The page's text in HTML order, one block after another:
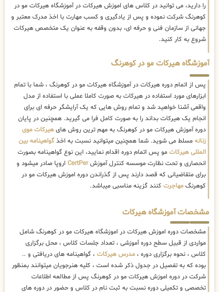
را دارید، می توانید در کلاس های اموزش هیرکات در آموزشگاه هیرکات مو در
کوهرنگ شرکت نموده و پس از یادگیری و کسب مهارت با اخذ مدرک معتبر و
جهانی از سازمان فنی و حرفه ای، بدون وقفه به عنوان یک متخصص هیرکات
شروع به کار کنید.
آموزشگاه هیرکات مو در کوهرنگ
پس از اتمام دوره هیرکات در آموزشگاه هیرکات مو در کوهرنگ ، شما با تمام
ابزارهای مورد استفاده در هیرکات به صورت کاملا عملی با استفاده از مدل
واقعی آشنا خواهید شد و تمام روش هایی که یک آرایشگر حرفه ای برای
انجام یک هیرکات بداند را به صورت کامل فرا می گیرید. همچنین در پایان
دوره آموزش هیرکات مو در کوهرنگ به مهم ترین روش های هیرکات موی
زنانه مسلط می شوید. شما همچنین میتوانید نسبت به اخذ گواهینامه بین
المللی هیرکات مو پس اتمام دوره اقدام نمایید، این نوع گواهینامه بصورت
انحصاری و تحت نظارت موسسه کنترل آموزشCertPer اروپا صادر میشود و
برای متقاضیانی که قصد دارند پس از گذراندن دوره اموزش هیرکات مو در
کوهرنگ مهاجرت کنند گزینه مناسبی میباشد.
مشخصات آموزشگاه هیرکات
مشخصات دوره اموزش هیرکات در اموزشگاه هیرکات مو در کوهرنگ شامل
مواردی از قبیل سطح دوره آموزشی ، تعداد جلسات کلاس ، محل برگزاری
کلاس ، نحوه برگزاری دوره ، مدرس هیرکات ، گواهینامه های دریافتی و ..
بوده که به تفصیل در جدول ذکر شده است ، کلیه هنرجویان میتوانند بمنظور
شرکت در دوره اموزش هیرکات مو در کوهرنگ پس از مطالعه اطلاعات
تخصصی و تکمیلی دوره نسبت به ثبت نام در کلاس و حضور در دوره های